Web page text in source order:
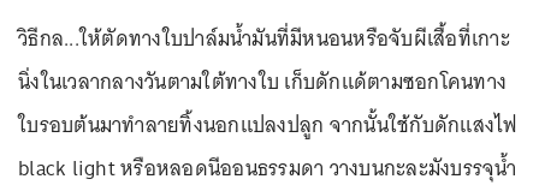
วิธีกล...ให้ตัดทางใบปาล์มน้ำมันที่มีหนอนหรือจับผีเสื้อที่เกาะ
นิ่งในเวลากลางวันตามใต้ทางใบ เก็บดักแด้ตามซอกโคนทาง
ใบรอบต้นมาทำลายทิ้งนอกแปลงปลูก จากนั้นใช้กับดักแสงไฟ
black light หรือหลอดนีออนธรรมดา วางบนกะละมังบรรจุน้ำ